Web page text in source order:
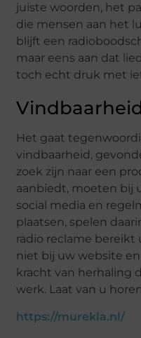
juiste woorden, het
die mensen aan het
blijft een
maar eens aan dat
toch echt druk met
Het gaat
vindbaarheid,
zoek zijn naar een
aanbiedt, moeten bij
social media en
plaatsen, spelen
radio reclame bereikt
niet bij uw website
kracht van herhaling
werk. Laat van u
https://murekla.nl/